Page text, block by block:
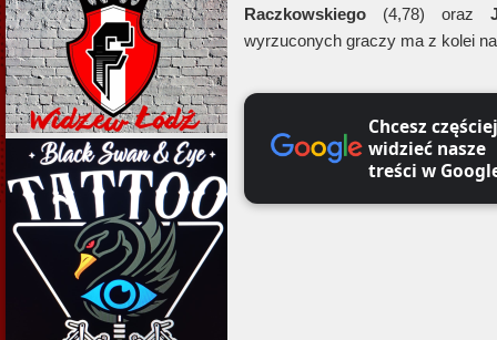
Raczkowskiego (4,78) oraz
wyrzuconych graczy ma z kolei
Chcesz częściej
widzieć nasze
treści w